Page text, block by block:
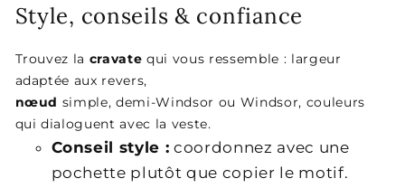
Style, conseils & confiance
Trouvez la cravate qui vous ressemble : largeur
adaptée aux revers,
nœud simple, demi-Windsor ou Windsor, couleurs
qui dialoguent avec la veste.
Conseil style : coordonnez avec une
pochette plutôt que copier le motif.